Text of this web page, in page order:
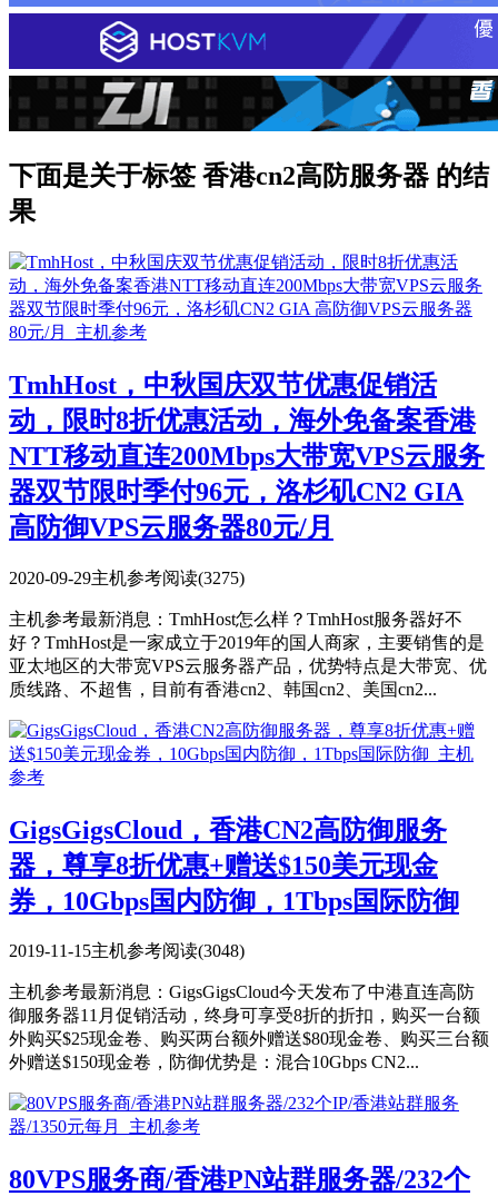
下面是关于标签 香港cn2高防服务器 的结
果
TmhHost，中秋国庆双节优惠促销活
动，限时8折优惠活动，海外免备案香港
NTT移动直连200Mbps大带宽VPS云服务
器双节限时季付96元，洛杉矶CN2 GIA
高防御VPS云服务器80元/月
2020-09-29主机参考阅读(3275)
主机参考最新消息：TmhHost怎么样？TmhHost服务器好不
好？TmhHost是一家成立于2019年的国人商家，主要销售的是
亚太地区的大带宽VPS云服务器产品，优势特点是大带宽、优
质线路、不超售，目前有香港cn2、韩国cn2、美国cn2...
GigsGigsCloud，香港CN2高防御服务
器，尊享8折优惠+赠送$150美元现金
券，10Gbps国内防御，1Tbps国际防御
2019-11-15主机参考阅读(3048)
主机参考最新消息：GigsGigsCloud今天发布了中港直连高防
御服务器11月促销活动，终身可享受8折的折扣，购买一台额
外购买$25现金卷、购买两台额外赠送$80现金卷、购买三台额
外赠送$150现金卷，防御优势是：混合10Gbps CN2...
80VPS服务商/香港PN站群服务器/232个